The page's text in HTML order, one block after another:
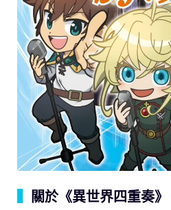
關於《異世界四重奏》